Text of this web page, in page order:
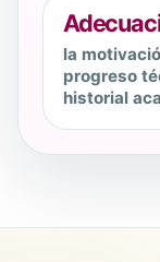
la
progreso
historial